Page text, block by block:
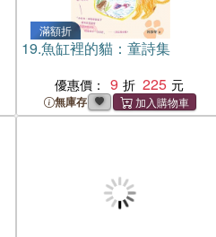
滿額折
19.魚缸裡的貓：童詩集
優惠價： 9 225
無庫存